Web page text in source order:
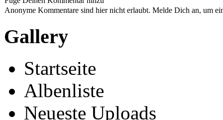
Anonyme Kommentare sind hier nicht erlaubt. Melde Dich an, um
Gallery
Startseite
Albenliste
Neueste Uploads